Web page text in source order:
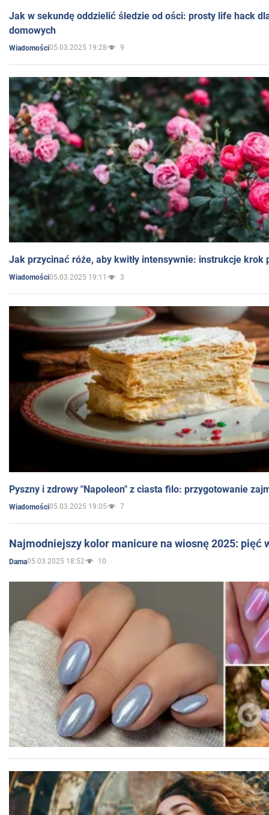
Jak w sekundę oddzielić śledzie od ości: prosty life hack
domowych
Wiadomości05.03.2025 19:28 9
Jak przycinać róże, aby kwitły intensywnie: instrukcje krok
Wiadomości05.03.2025 19:11 3
Pyszny i zdrowy "Napoleon" z ciasta filo: przygotowanie
Wiadomości05.03.2025 19:05 7
Najmodniejszy kolor manicure na wiosnę 2025: pięć
Dama05.03.2025 18:52 10